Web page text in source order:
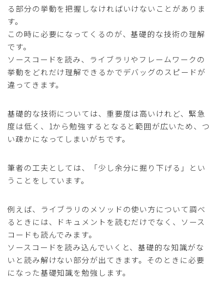
る部分の挙動を把握しなければいけないことがありま
す。
この時に必要になってくるのが、基礎的な技術の理解
です。
ソースコードを読み、ライブラリやフレームワークの
挙動をどれだけ理解できるかでデバッグのスピードが
違ってきます。
基礎的な技術については、重要度は高いけれど、緊急
度は低く、1から勉強するとなると範囲が広いため、つ
い疎かになってしまいがちです。
筆者の工夫としては、「少し余分に掘り下げる」とい
うことをしています。
例えば、ライブラリのメソッドの使い方について調べ
るときには、ドキュメントを読むだけでなく、ソース
コードも読んでみます。
ソースコードを読み込んでいくと、基礎的な知識がな
いと読み解けない部分が出てきます。そのときに必要
になった基礎知識を勉強します。